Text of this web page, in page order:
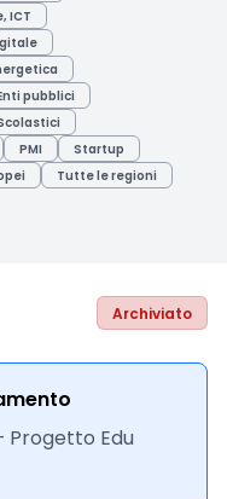
ICT
pubblici
PMI
Startup
Tutte le regioni
Archiviato
Progetto Edu